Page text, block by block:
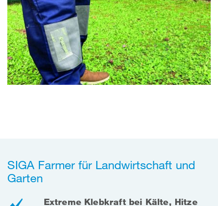
SIGA Farmer für Landwirtschaft und
Garten
Extreme Klebkraft bei Kälte, Hitze